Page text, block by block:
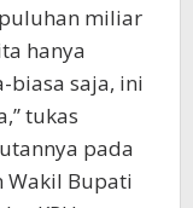
miliar
hanya
biasa saja, ini
tukas
pada
Wakil Bupati